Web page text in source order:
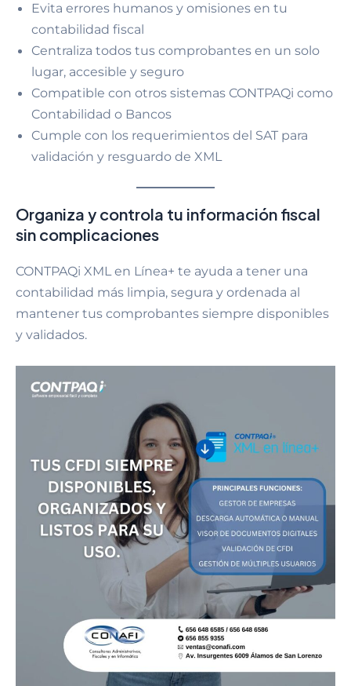
Evita errores humanos y omisiones en tu
contabilidad fiscal
Centraliza todos tus comprobantes en un solo
lugar, accesible y seguro
Compatible con otros sistemas CONTPAQi como
Contabilidad o Bancos
Cumple con los requerimientos del SAT para
validación y resguardo de XML
Organiza y controla tu información fiscal
sin complicaciones
CONTPAQi XML en Línea+ te ayuda a tener una
contabilidad más limpia, segura y ordenada al
mantener tus comprobantes siempre disponibles
y validados.